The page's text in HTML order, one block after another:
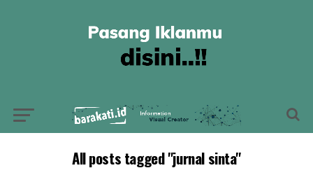
All posts tagged "jurnal sinta"